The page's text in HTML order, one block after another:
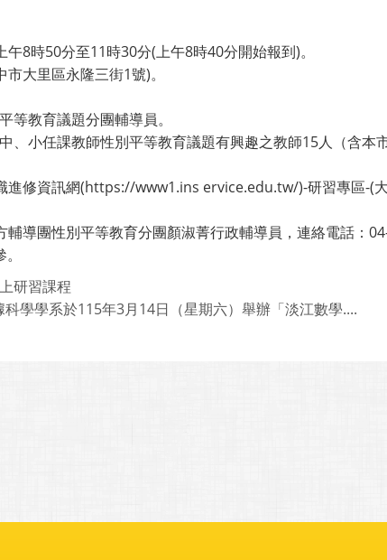
8時50分至11時30分(上午8時40分開始報到)。
大里區永隆三街1號)。
等教育議題分團輔導員。
、小任課教師性別平等教育議題有興趣之教師15人（含本
進修資訊網(https://www1.ins ervice.edu.tw/)-研習專區-(
導團性別平等教育分團顏淑菁行政輔導員，連絡電話：
研習課程
學學系於115年3月14日（星期六）舉辦「淡江數學....